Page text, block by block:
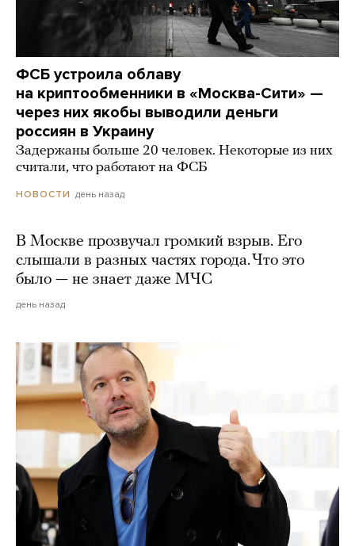
ФСБ устроила облаву
на криптообменники в «Москва-Сити» —
через них якобы выводили деньги
россиян в Украину
Задержаны больше 20 человек. Некоторые из них
считали, что работают на ФСБ
НОВОСТИ день назад
В Москве прозвучал громкий взрыв. Его
слышали в разных частях города. Что это
было — не знает даже МЧС
день назад